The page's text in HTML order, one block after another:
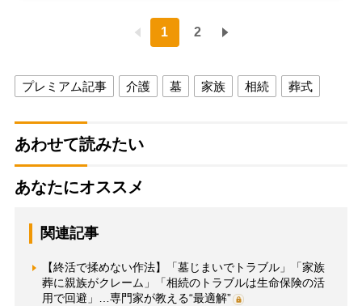
1 2
プレミアム記事 介護 墓 家族 相続 葬式
あわせて読みたい
あなたにオススメ
関連記事
【終活で揉めない作法】「墓じまいでトラブル」「家族
葬に親族がクレーム」「相続のトラブルは生命保険の活
用で回避」…専門家が教える“最適解”